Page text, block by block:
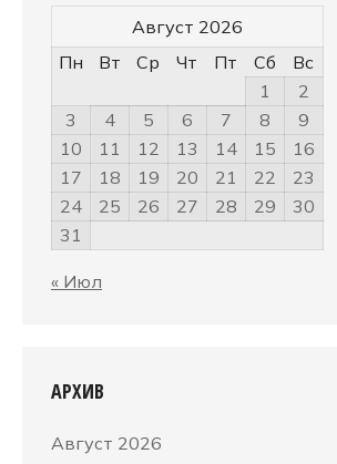
Август 2026
Пн
Вт Ср Чт Пт Сб
Вс
1
2
3
4 5 6 7 8
9
10
11 12 13 14 15
16
17
18 19 20 21 22
23
24
25 26 27 28 29
30
31
« Июл
АРХИВ
Август 2026